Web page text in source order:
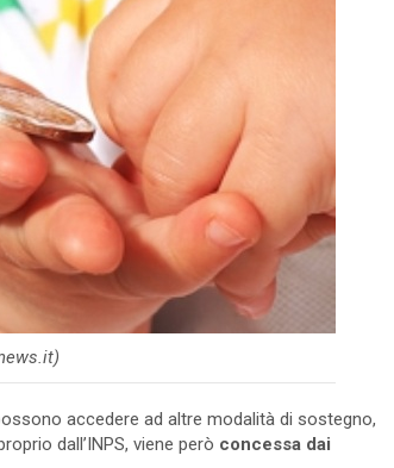
accedere ad altre modalità di sostegno,
dall’INPS, viene però concessa dai